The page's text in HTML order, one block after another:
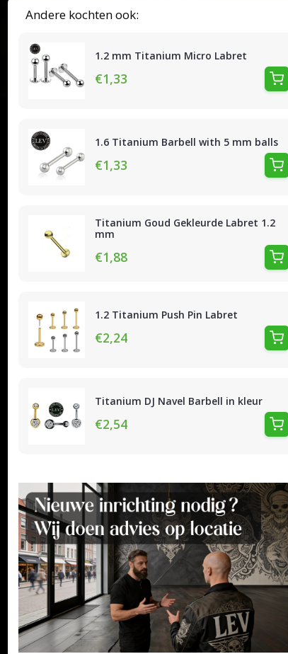
Andere kochten ook:
1.2 mm Titanium Micro Labret
€1,33
1.6 Titanium Barbell with 5 mm balls
€1,33
Titanium Goud Gekleurde Labret 1.2
mm
€1,88
1.2 Titanium Push Pin Labret
€2,24
Titanium DJ Navel Barbell in kleur
€2,54